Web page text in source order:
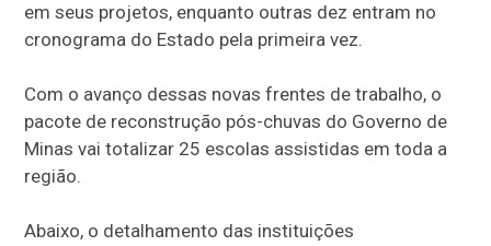
em seus projetos, enquanto outras dez entram no
cronograma do Estado pela primeira vez.
Com o avanço dessas novas frentes de trabalho, o
pacote de reconstrução pós-chuvas do Governo de
Minas vai totalizar 25 escolas assistidas em toda a
região.
Abaixo, o detalhamento das instituições